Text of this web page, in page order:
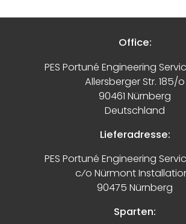
Office:
PES Portuné Engineering
Allersberger Str. 185/o
90461 Nürnberg
Deutschland
Lieferadresse:
PES Portuné Engineering
c⁄o Nürmont
90475 Nürnberg
Sparten: